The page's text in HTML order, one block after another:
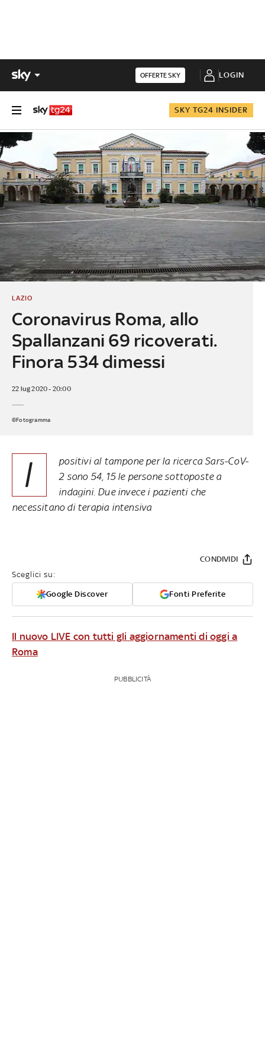
OFFERTE SKY LOGIN
SKY TG24 INSIDER
Coronavirus Roma, allo
Spallanzani 69 ricoverati.
Finora 534 dimessi
LAZIO
22 lug 2020 - 20:00
©Fotogramma
I
positivi al tampone per la ricerca Sars-CoV-
2 sono 54, 15 le persone sottoposte a
indagini. Due invece i pazienti che
necessitano di terapia intensiva
Sceglici su:
Google Discover Fonti Preferite
CONDIVIDI
Il nuovo LIVE con tutti gli aggiornamenti di oggi a
Roma
PUBBLICITÀ